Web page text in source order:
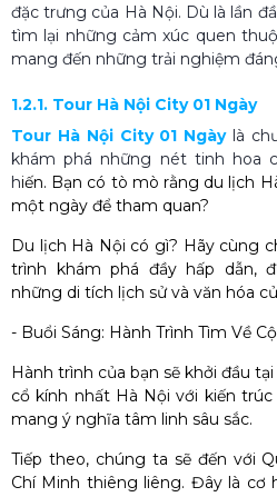
đặc trưng của Hà Nội. Dù là lần
tìm lại những cảm xúc quen
mang đến những trải nghiệm
1.2.1. Tour Hà Nội City 01 Ngày
Tour Hà Nội City 01 Ngàylà
khám phá những nét tinh hoa
hiến. Bạn có tò mò rằng du lịch
một ngày để tham quan?
Du lịch Hà Nội có gì? Hãy cùng
trình khám phá đầy hấp dẫn,
những di tích lịch sử và văn hóa
- Buổi Sáng: Hành Trình Tìm Về
Hành trình của bạn sẽ khởi đầu tại
cổ kính nhất Hà Nội với kiến
mang ý nghĩa tâm linh sâu sắc.
Tiếp theo, chúng ta sẽ đến với
Chí Minh thiêng liêng. Đây là cơ